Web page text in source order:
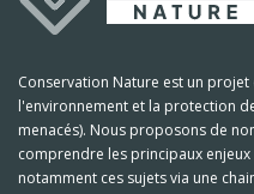
Conservation Nature est un
l'environnement et la protection
menacés). Nous proposons de
comprendre les principaux
notamment ces sujets via une